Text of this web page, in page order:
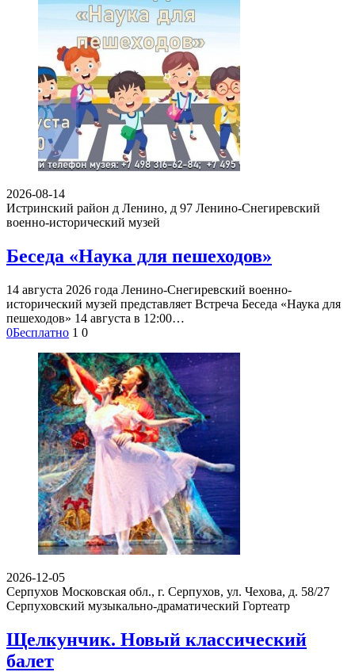
2026-08-14
Истринский район д Ленино, д 97 Ленино-Снегиревский
военно-исторический музей
Беседа «Наука для пешеходов»
14 августа 2026 года Ленино-Снегиревский военно-
исторический музей представляет Встреча Беседа «Наука для
пешеходов» 14 августа в 12:00…
0Бесплатно 1 0
2026-12-05
Серпухов Московская обл., г. Серпухов, ул. Чехова, д. 58/27
Серпуховский музыкально-драматический Гортеатр
Щелкунчик. Новый классический
балет